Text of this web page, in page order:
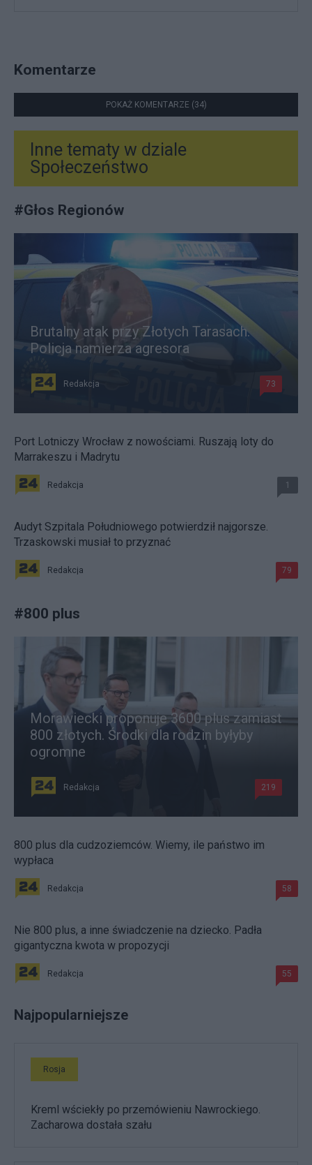
Komentarze
POKAŻ KOMENTARZE (34)
Inne tematy w dziale
Społeczeństwo
#Głos Regionów
Brutalny atak przy Złotych Tarasach.
Policja namierza agresora
Redakcja 73
Port Lotniczy Wrocław z nowościami. Ruszają loty do
Marrakeszu i Madrytu
Redakcja 1
Audyt Szpitala Południowego potwierdził najgorsze.
Trzaskowski musiał to przyznać
Redakcja 79
#800 plus
Morawiecki proponuje 3600 plus zamiast
800 złotych. Środki dla rodzin byłyby
ogromne
Redakcja 219
800 plus dla cudzoziemców. Wiemy, ile państwo im
wypłaca
Redakcja 58
Nie 800 plus, a inne świadczenie na dziecko. Padła
gigantyczna kwota w propozycji
Redakcja 55
Najpopularniejsze
Rosja
Kreml wściekły po przemówieniu Nawrockiego.
Zacharowa dostała szału